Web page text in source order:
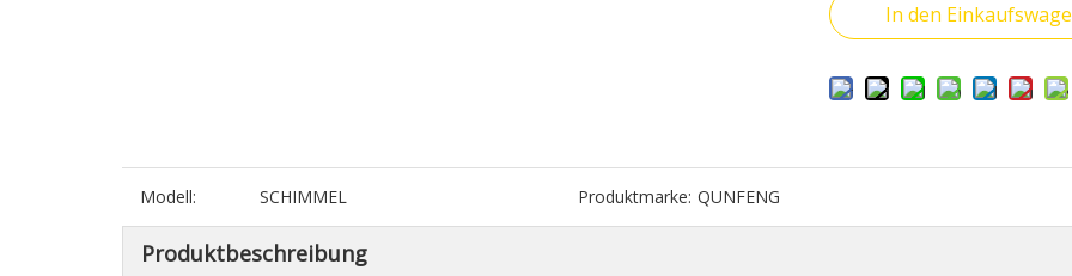
In den
Modell: SCHIMMEL Produktmarke: QUNFENG
Produktbeschreibung